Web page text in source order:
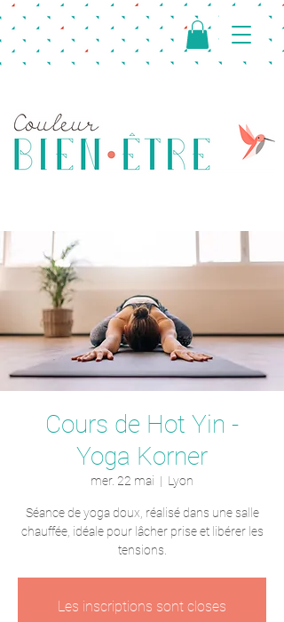
Cours de Hot Yin -
Yoga Korner
mer. 22 mai
  |
Lyon
Séance de yoga doux, réalisé dans une salle
chauffée, idéale pour lâcher prise et libérer les
tensions.
Les inscriptions sont closes